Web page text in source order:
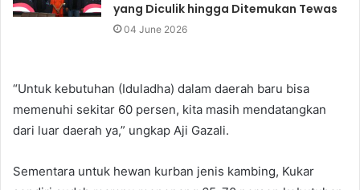
yang Diculik hingga Ditemukan Tewas
04 June 2026
“Untuk kebutuhan (Iduladha) dalam daerah baru bisa
memenuhi sekitar 60 persen, kita masih mendatangkan
dari luar daerah ya,” ungkap Aji Gazali.
Sementara untuk hewan kurban jenis kambing, Kukar